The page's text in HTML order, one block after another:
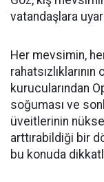
vatandaşlara
Her mevsimin,
kurucularından
soğuması ve
üveitlerinin
arttırabildiği bir
bu konuda